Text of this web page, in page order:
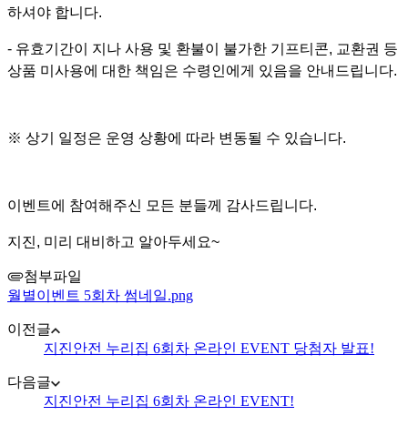
하셔야 합니다.
- 유효기간이 지나 사용 및 환불이 불가한 기프티콘, 교환권 등
상품 미사용에 대한 책임은 수령인에게 있음을 안내드립니다.
※ 상기 일정은 운영 상황에 따라 변동될 수 있습니다.
이벤트에 참여해주신 모든 분들께 감사드립니다.
지진, 미리 대비하고 알아두세요~
첨부파일
월별이벤트 5회차 썸네일.png
이전글
지진안전 누리집 6회차 온라인 EVENT 당첨자 발표!
다음글
지진안전 누리집 6회차 온라인 EVENT!